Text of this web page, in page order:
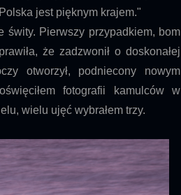
jest pięknym krajem."
Pierwszy przypadkiem, bom
że zadzwonił o doskonałej
otworzył, podniecony nowym
fotografii kamulców w
wielu ujęć wybrałem trzy.